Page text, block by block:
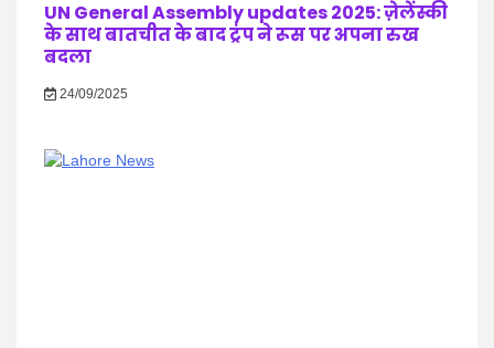
UN General Assembly updates 2025: ज़ेलेंस्की
के साथ बातचीत के बाद ट्रंप ने रूस पर अपना रुख
बदला
24/09/2025